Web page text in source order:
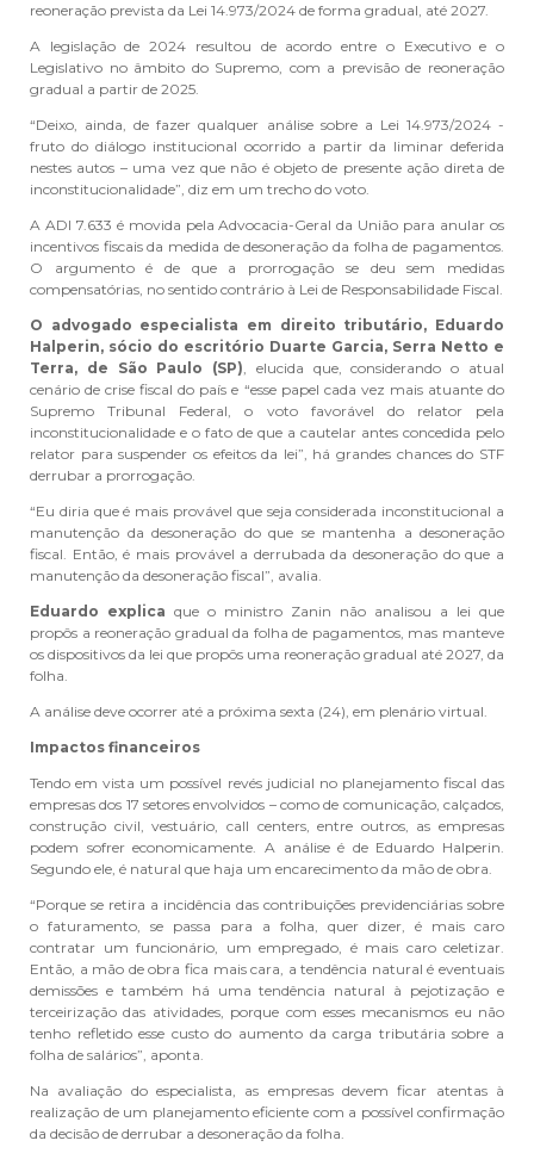
reoneração prevista da Lei 14.973/2024 de forma gradual, até 2027.
A legislação de 2024 resultou de acordo entre o Executivo e o
Legislativo no âmbito do Supremo, com a previsão de reoneração
gradual a partir de 2025.
“Deixo, ainda, de fazer qualquer análise sobre a Lei 14.973/2024 -
fruto do diálogo institucional ocorrido a partir da liminar deferida
nestes autos – uma vez que não é objeto de presente ação direta de
inconstitucionalidade”, diz em um trecho do voto.
A ADI 7.633 é movida pela Advocacia-Geral da União para anular os
incentivos fiscais da medida de desoneração da folha de pagamentos.
O argumento é de que a prorrogação se deu sem medidas
compensatórias, no sentido contrário à Lei de Responsabilidade Fiscal.
O advogado especialista em direito tributário, Eduardo
Halperin, sócio do escritório Duarte Garcia, Serra Netto e
Terra, de São Paulo (SP), elucida que, considerando o atual
cenário de crise fiscal do país e “esse papel cada vez mais atuante do
Supremo Tribunal Federal, o voto favorável do relator pela
inconstitucionalidade e o fato de que a cautelar antes concedida pelo
relator para suspender os efeitos da lei”, há grandes chances do STF
derrubar a prorrogação.
“Eu diria que é mais provável que seja considerada inconstitucional a
manutenção da desoneração do que se mantenha a desoneração
fiscal. Então, é mais provável a derrubada da desoneração do que a
manutenção da desoneração fiscal”, avalia.
Eduardo explica que o ministro Zanin não analisou a lei que
propôs a reoneração gradual da folha de pagamentos, mas manteve
os dispositivos da lei que propôs uma reoneração gradual até 2027, da
folha.
A análise deve ocorrer até a próxima sexta (24), em plenário virtual.
Impactos financeiros
Tendo em vista um possível revés judicial no planejamento fiscal das
empresas dos 17 setores envolvidos – como de comunicação, calçados,
construção civil, vestuário, call centers, entre outros, as empresas
podem sofrer economicamente. A análise é de Eduardo Halperin.
Segundo ele, é natural que haja um encarecimento da mão de obra.
“Porque se retira a incidência das contribuições previdenciárias sobre
o faturamento, se passa para a folha, quer dizer, é mais caro
contratar um funcionário, um empregado, é mais caro celetizar.
Então, a mão de obra fica mais cara, a tendência natural é eventuais
demissões e também há uma tendência natural à pejotização e
terceirização das atividades, porque com esses mecanismos eu não
tenho refletido esse custo do aumento da carga tributária sobre a
folha de salários”, aponta.
Na avaliação do especialista, as empresas devem ficar atentas à
realização de um planejamento eficiente com a possível confirmação
da decisão de derrubar a desoneração da folha.